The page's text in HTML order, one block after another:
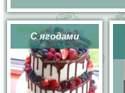
С ягодами